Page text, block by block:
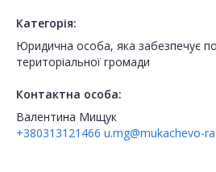
Категорія:
Юридична особа, яка забезпечує
територіальної громади
Контактна особа:
Валентина Мищук
+380313121466 u.mg@mukachevo-